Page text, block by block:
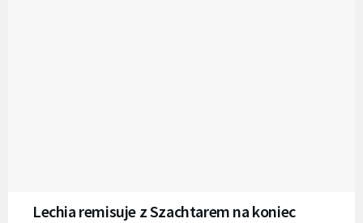
Lechia remisuje z Szachtarem na koniec